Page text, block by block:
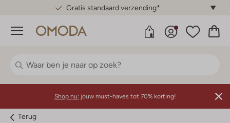
Gratis standaard verzending*
Menu
Shop nu: jouw must-haves tot 70% korting!
Terug